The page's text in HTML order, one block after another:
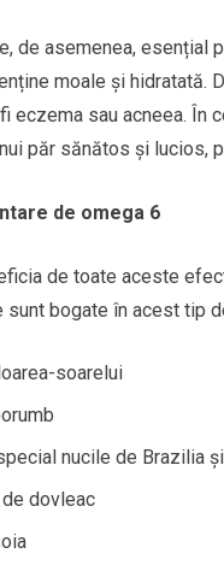
de asemenea, esențial
moale și hidratată.
eczema sau acneea. În
păr sănătos și lucios,
de omega 6
de toate aceste
sunt bogate în acest tip
soarelui
nucile de Brazilia
dovleac